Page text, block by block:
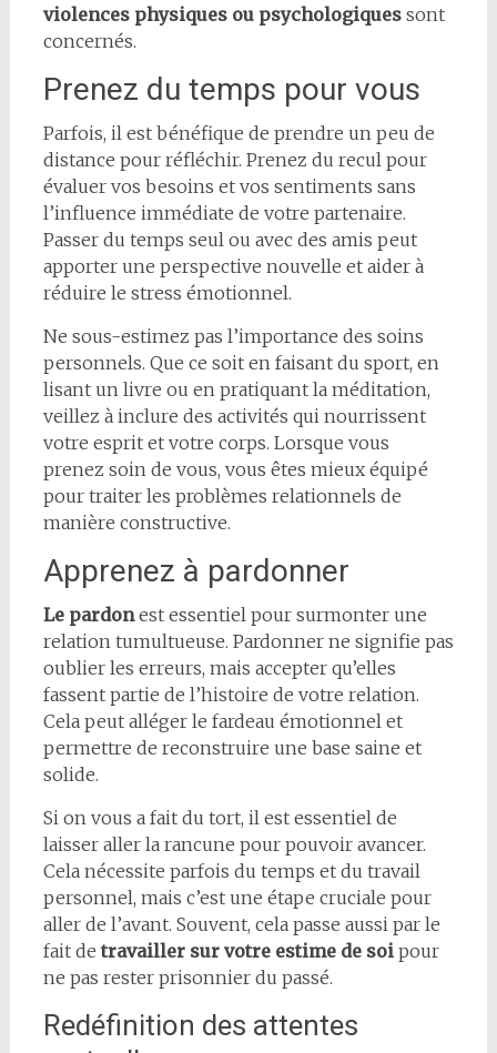
violences physiques ou psychologiquessont
concernés.
Prenez du temps pour vous
Parfois, il est bénéfique de prendre un peu de
distance pour réfléchir. Prenez du recul pour
évaluer vos besoins et vos sentiments sans
l’influence immédiate de votre partenaire.
Passer du temps seul ou avec des amis peut
apporter une perspective nouvelle et aider à
réduire le stress émotionnel.
Ne sous-estimez pas l’importance des soins
personnels. Que ce soit en faisant du sport, en
lisant un livre ou en pratiquant la méditation,
veillez à inclure des activités qui nourrissent
votre esprit et votre corps. Lorsque vous
prenez soin de vous, vous êtes mieux équipé
pour traiter les problèmes relationnels de
manière constructive.
Apprenez à pardonner
Le pardonest essentiel pour surmonter une
relation tumultueuse. Pardonner ne signifie pas
oublier les erreurs, mais accepter qu’elles
fassent partie de l’histoire de votre relation.
Cela peut alléger le fardeau émotionnel et
permettre de reconstruire une base saine et
solide.
Si on vous a fait du tort, il est essentiel de
laisser aller la rancune pour pouvoir avancer.
Cela nécessite parfois du temps et du travail
personnel, mais c’est une étape cruciale pour
aller de l’avant. Souvent, cela passe aussi par le
fait detravailler sur votre estime de soipour
ne pas rester prisonnier du passé.
Redéfinition des attentes